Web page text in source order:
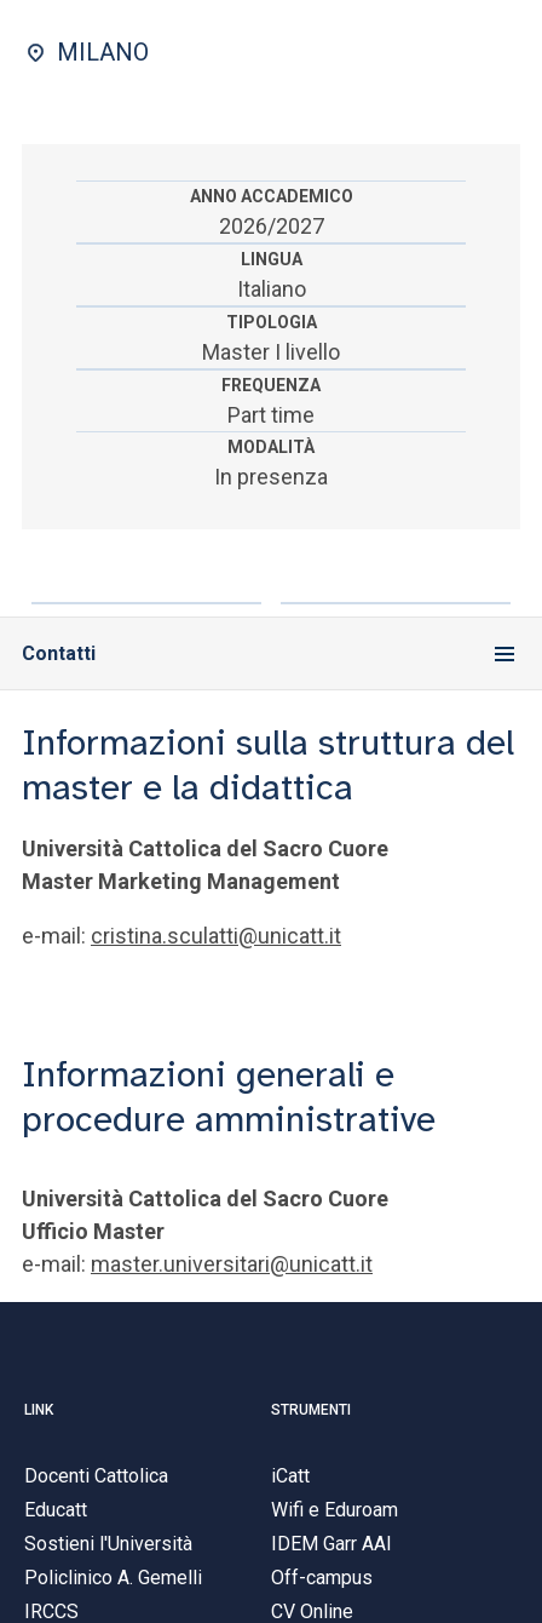
SEI UN DOCENTE O UN MEMBRO DELLO STAFF
MILANO
ANNO ACCADEMICO
2026/2027
LINGUA
Italiano
TIPOLOGIA
Master I livello
FREQUENZA
Part time
MODALITÀ
In presenza
Contatti
Informazioni sulla struttura del
master e la didattica
Università Cattolica del Sacro Cuore
Master Marketing Management
e-mail: cristina.sculatti@unicatt.it
Informazioni generali e
procedure amministrative
Università Cattolica del Sacro Cuore
Ufficio Master
e-mail: master.universitari@unicatt.it
LINK
Docenti Cattolica
Educatt
Sostieni l'Università
Policlinico A. Gemelli
IRCCS
STRUMENTI
iCatt
Wifi e Eduroam
IDEM Garr AAI
Off-campus
CV Online